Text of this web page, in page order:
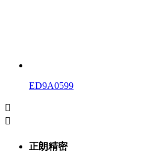
ED9A0599


正朗精密